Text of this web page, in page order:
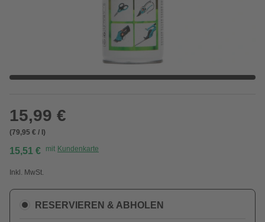
15,99 €
(79,95 € / l)
15,51 € mit Kundenkarte
Inkl. MwSt.
RESERVIEREN & ABHOLEN